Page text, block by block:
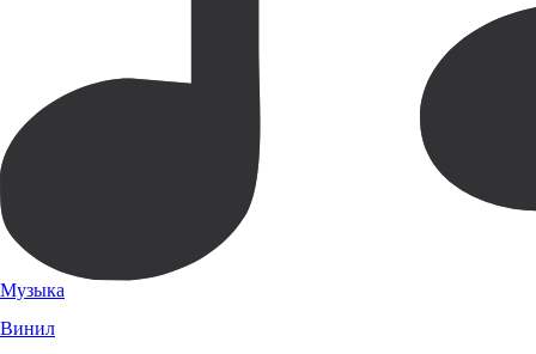
Музыка
Винил